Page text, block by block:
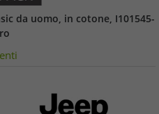
da uomo, in cotone, I101545-